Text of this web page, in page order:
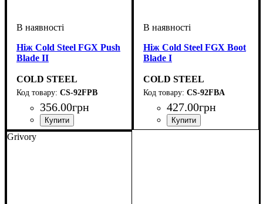
Ніж Cold Steel FGX Push
Blade II
COLD STEEL
CS-92FPB
356.00грн
Ніж Cold Steel FGX Boot
Blade I
COLD STEEL
CS-92FBA
427.00грн
Grivory